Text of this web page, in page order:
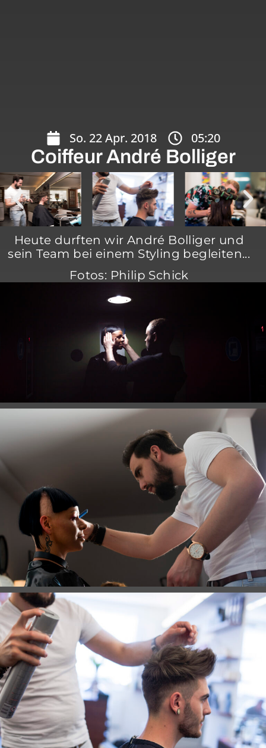
So. 22 Apr. 2018 05:20
Coiffeur André Bolliger
Heute durften wir André Bolliger und
sein Team bei einem Styling begleiten...
Fotos: Philip Schick